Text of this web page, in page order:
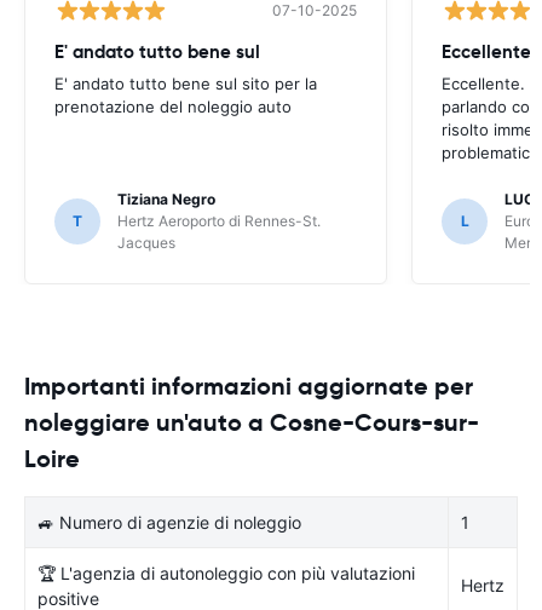
07-10-2025
E' andato tutto bene sul
E' andato tutto bene sul sito per la
prenotazione del noleggio auto
T
Tiziana Negro
Hertz Aeroporto di Rennes-St.
Jacques
Eccellente.
parlando
risolto
L
Importanti informazioni aggiornate per
noleggiare un'auto a Cosne-Cours-sur-
Loire
🚙 Numero di agenzie di noleggio 1
🏆 L'agenzia di autonoleggio con più valutazioni
positive
Hertz